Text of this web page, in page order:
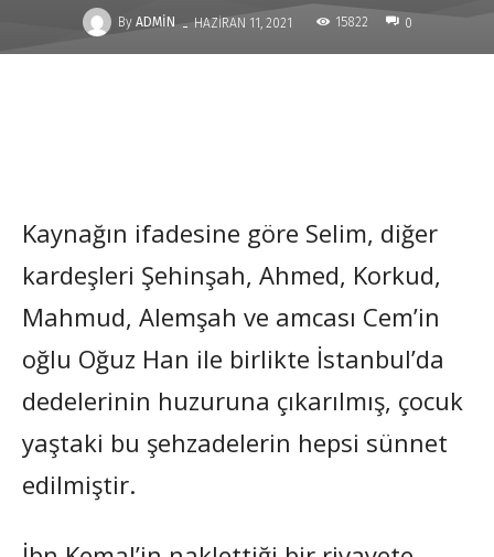
By ADMIN - HAZIRAN 11, 2021 15822 0
Kaynağın ifadesine göre Selim, diğer
kardeşleri Şehinşah, Ahmed, Korkud,
Mahmud, Alemşah ve amcası Cem’in
oğlu Oğuz Han ile birlikte İstanbul’da
dedelerinin huzuruna çıkarılmış, çocuk
yaştaki bu şehzadelerin hepsi sünnet
edilmiştir.